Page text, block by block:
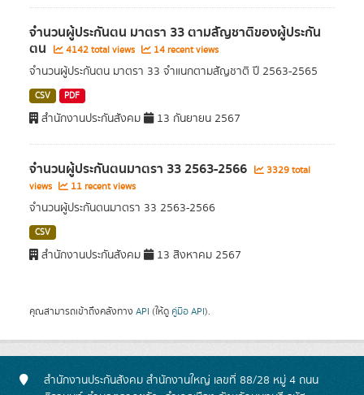
จำนวนผู้ประกันตน มาตรา 33 ตามสัญชาติของผู้ประกัน
ตน 4142 total views 14 recent views
จำนวนผู้ประกันตน มาตรา 33 จำแนกตามสัญชาติ ปี 2563-2565
CSV PDF
สำนักงานประกันสังคม 13 กันยายน 2567
จำนวนผู้ประกันตนมาตรา 33 2563-2566
3329 total
views
11 recent views
จำนวนผู้ประกันตนมาตรา 33 2563-2566
CSV
สำนักงานประกันสังคม 13 สิงหาคม 2567
คุณสามารถเข้าถึงคลังทาง API (ให้ดู คู่มือ API).
สำนักงานประกันสังคม สำนักงานใหญ่ เลขที่ 88/28 หมู่ 4 ถนน